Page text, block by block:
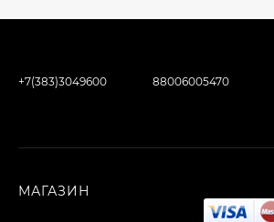
+7(383)3049600 88006005470
МАГАЗИН